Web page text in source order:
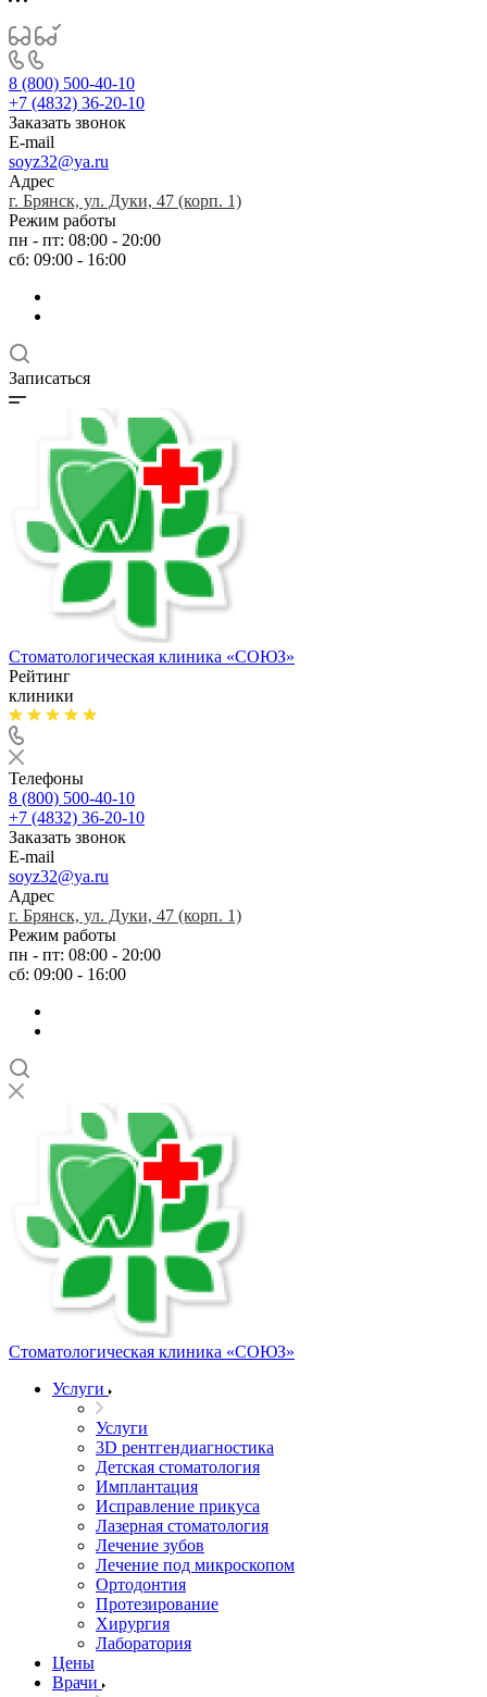
8 (800) 500-40-10
+7 (4832) 36-20-10
Заказать звонок
E-mail
soyz32@ya.ru
Адрес
г. Брянск, ул. Дуки, 47 (корп. 1)
Режим работы
пн - пт: 08:00 - 20:00
сб: 09:00 - 16:00
Записаться
Стоматологическая клиника «СОЮЗ»
Рейтинг
клиники
Телефоны
8 (800) 500-40-10
+7 (4832) 36-20-10
Заказать звонок
E-mail
soyz32@ya.ru
Адрес
г. Брянск, ул. Дуки, 47 (корп. 1)
Режим работы
пн - пт: 08:00 - 20:00
сб: 09:00 - 16:00
Стоматологическая клиника «СОЮЗ»
Услуги
Услуги
3D рентгендиагностика
Детская стоматология
Имплантация
Исправление прикуса
Лазерная стоматология
Лечение зубов
Лечение под микроскопом
Ортодонтия
Протезирование
Хирургия
Лаборатория
Цены
Врачи